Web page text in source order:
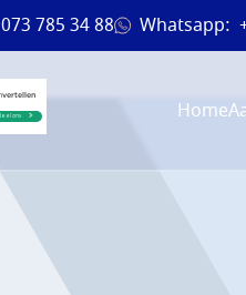
073 785 34 88 Whatsapp:
Home